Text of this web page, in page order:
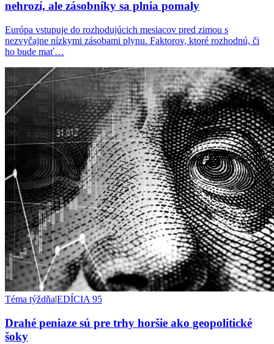
nehrozí, ale zásobníky sa plnia pomaly
Európa vstupuje do rozhodujúcich mesiacov pred zimou s
nezvyčajne nízkymi zásobami plynu. Faktorov, ktoré rozhodnú, či
ho bude mať…
Téma týždňa|EDÍCIA 95
Drahé peniaze sú pre trhy horšie ako geopolitické
šoky